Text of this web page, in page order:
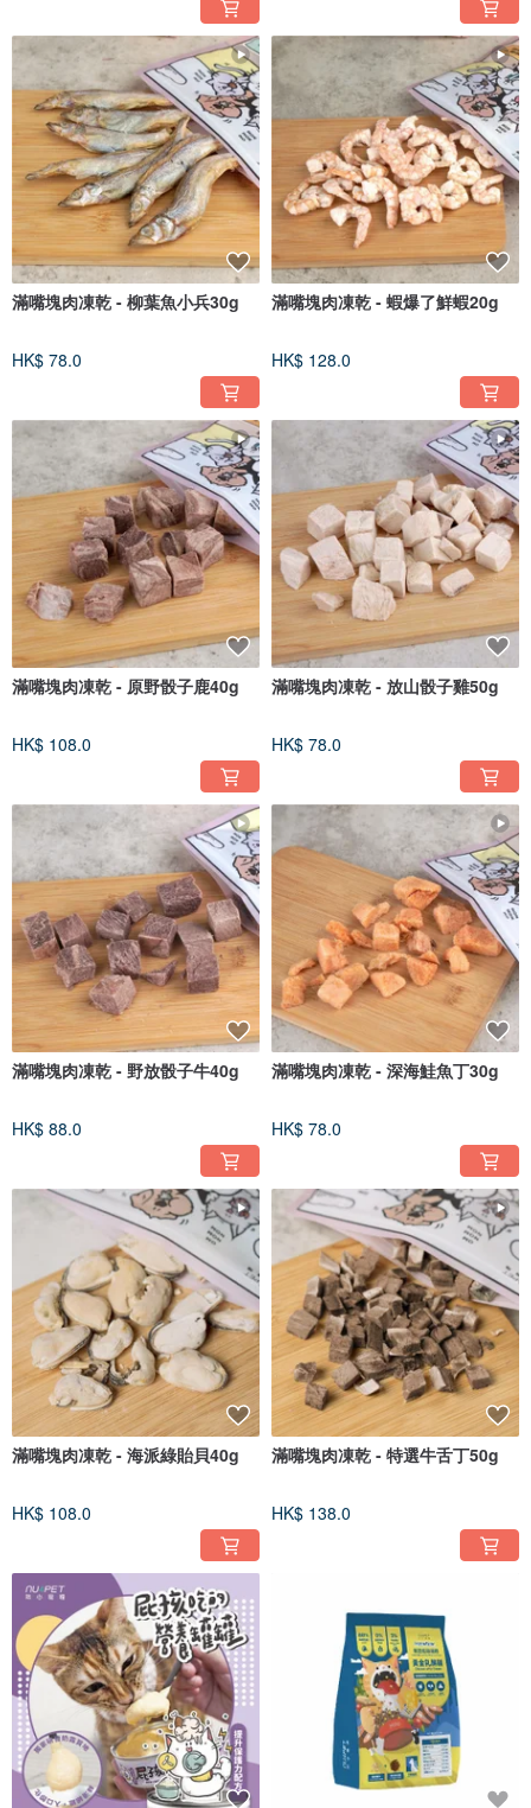
滿嘴塊肉凍乾 - 柳葉魚小兵30g
HK$ 78.0
滿嘴塊肉凍乾 - 蝦爆了鮮蝦20g
HK$ 128.0
滿嘴塊肉凍乾 - 原野骰子鹿40g
HK$ 108.0
滿嘴塊肉凍乾 - 放山骰子雞50g
HK$ 78.0
滿嘴塊肉凍乾 - 野放骰子牛40g
HK$ 88.0
滿嘴塊肉凍乾 - 深海鮭魚丁30g
HK$ 78.0
滿嘴塊肉凍乾 - 海派綠貽貝40g
HK$ 108.0
滿嘴塊肉凍乾 - 特選牛舌丁50g
HK$ 138.0